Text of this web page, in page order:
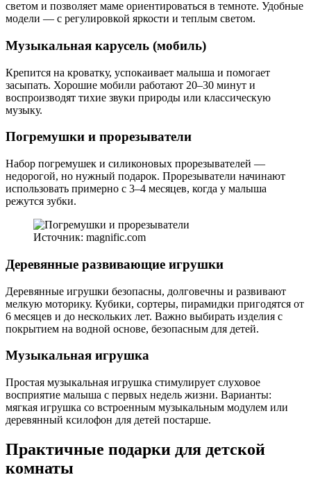
светом и позволяет маме ориентироваться в темноте. Удобные
модели — с регулировкой яркости и теплым светом.
Музыкальная карусель (мобиль)
Крепится на кроватку, успокаивает малыша и помогает
засыпать. Хорошие мобили работают 20–30 минут и
воспроизводят тихие звуки природы или классическую
музыку.
Погремушки и прорезыватели
Набор погремушек и силиконовых прорезывателей —
недорогой, но нужный подарок. Прорезыватели начинают
использовать примерно с 3–4 месяцев, когда у малыша
режутся зубки.
Источник: magnific.com
Деревянные развивающие игрушки
Деревянные игрушки безопасны, долговечны и развивают
мелкую моторику. Кубики, сортеры, пирамидки пригодятся от
6 месяцев и до нескольких лет. Важно выбирать изделия с
покрытием на водной основе, безопасным для детей.
Музыкальная игрушка
Простая музыкальная игрушка стимулирует слуховое
восприятие малыша с первых недель жизни. Варианты:
мягкая игрушка со встроенным музыкальным модулем или
деревянный ксилофон для детей постарше.
Практичные подарки для детской
комнаты